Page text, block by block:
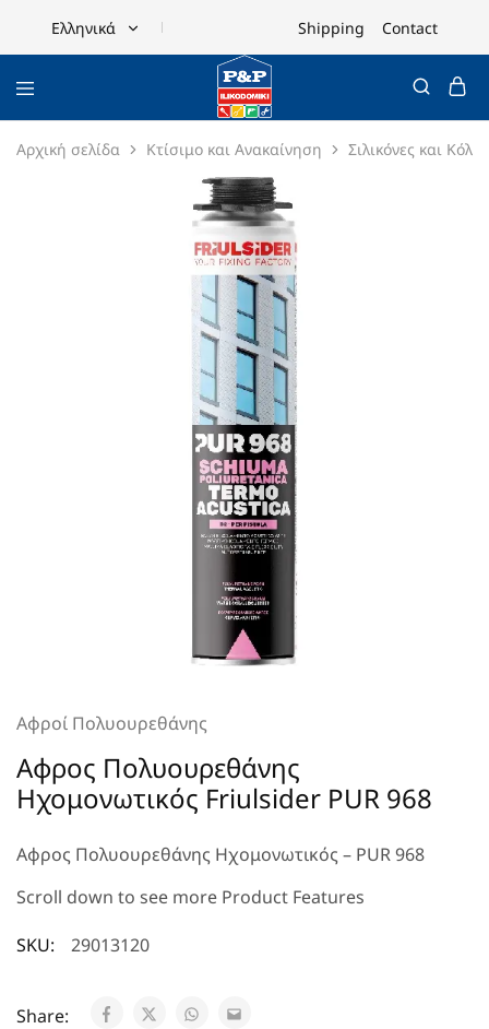
Ελληνικά
English
Shipping Contact
Αρχική σελίδα Κτίσιμο και Ανακαίνηση Σιλικόνες και
Αφροί Πολυουρεθάνης
Αφρος Πολυουρεθάνης
Ηχομονωτικός Friulsider PUR 968
Αφρος Πολυουρεθάνης Ηχομονωτικός – PUR 968
Scroll down to see more Product Features
SKU:
29013120
Share: